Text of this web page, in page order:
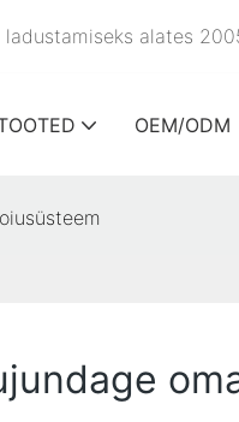
alates
OEM/ODM